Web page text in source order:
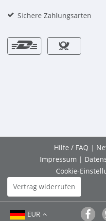
Sichere Zahlungsarten
Hilfe / FAQ |
Impressum |
Cookie-
Vertrag widerrufen
EUR